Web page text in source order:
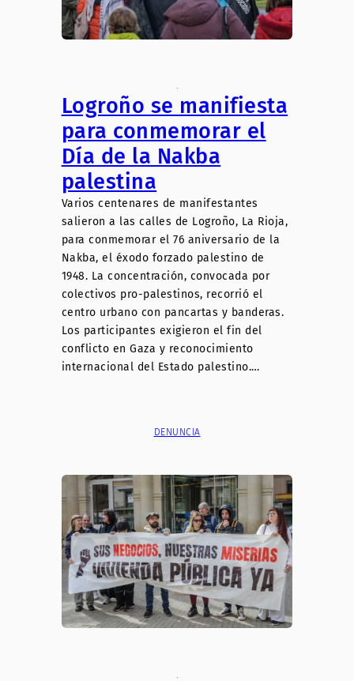
.
Logroño se manifiesta
para conmemorar el
Día de la Nakba
palestina
Varios centenares de manifestantes
salieron a las calles de Logroño, La Rioja,
para conmemorar el 76 aniversario de la
Nakba, el éxodo forzado palestino de
1948. La concentración, convocada por
colectivos pro-palestinos, recorrió el
centro urbano con pancartas y banderas.
Los participantes exigieron el fin del
conflicto en Gaza y reconocimiento
internacional del Estado palestino.…
DENUNCIA